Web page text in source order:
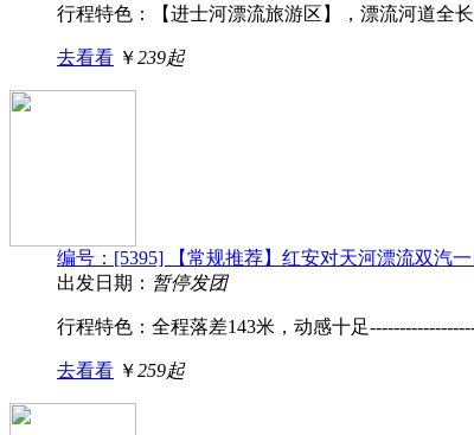
行程特色：【进士河漂流旅游区】，漂流河道全
去看看 ￥239起
编号：[5395] 【常规推荐】红安对天河漂流双汽
出发日期： 暂停发团
行程特色：全程落差143米，动感十足
去看看 ￥259起